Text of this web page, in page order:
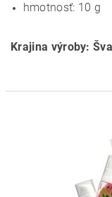
hmotnosť: 10 g
Krajina výroby: